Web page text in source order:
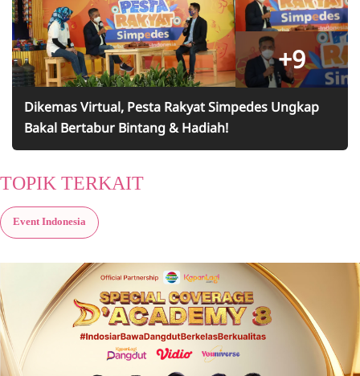
+9
Dikemas Virtual, Pesta Rakyat Simpedes Ungkap
Bakal Bertabur Bintang & Hadiah!
TOPIK TERKAIT
Event Indonesia